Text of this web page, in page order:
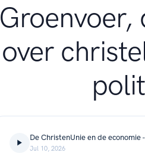
Groenvoer,
over
De ChristenUnie en de economie
Jul 10, 2026